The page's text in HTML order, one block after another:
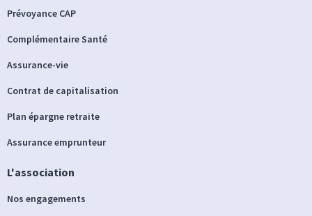
Prévoyance CAP
Complémentaire Santé
Assurance-vie
Contrat de capitalisation
Plan épargne retraite
Assurance emprunteur
L'association
Nos engagements